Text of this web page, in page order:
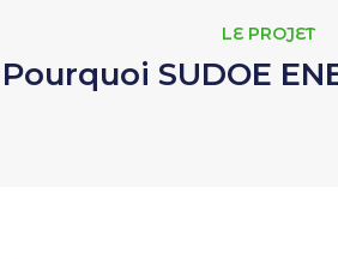
LE PROJET
Pourquoi SUDOE